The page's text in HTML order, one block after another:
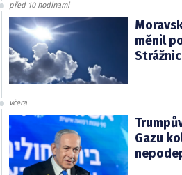
před 10 hodinami
měnil
včera
Gazu